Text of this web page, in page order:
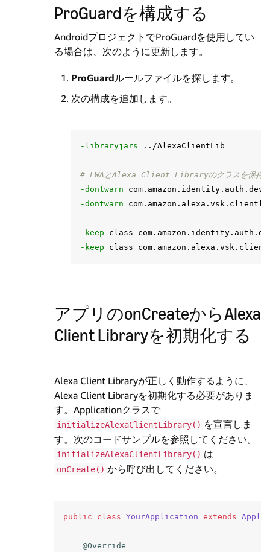
ProGuardを構成する
AndroidプロジェクトでProGuardを使用してい
る場合は、次のように更新します。
ProGuardルールファイルを探します。
次の構成を追加します。
-libraryjars ../AlexaClientLib
# LWAとAlexa Client Libraryのクラスを保持
-dontwarn
-dontwarn
-keep class
-keep class
アプリのonCreateからAlexa
Client Libraryを初期化する
Alexa Client Libraryが正しく動作するように、
Alexa Client Libraryを初期化する必要がありま
す。Applicationクラスで
initializeAlexaClientLibrary() を宣言しま
す。次のコードサンプルを参照してください。
initializeAlexaClientLibrary() は
onCreate() から呼び出してください。
public class YourApplication extends
@Override